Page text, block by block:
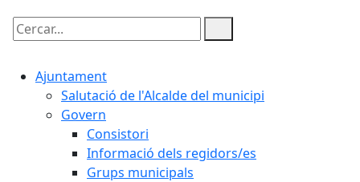
Cercar:
Ajuntament
Salutació de l'Alcalde del municipi
Govern
Consistori
Informació dels regidors/es
Grups municipals